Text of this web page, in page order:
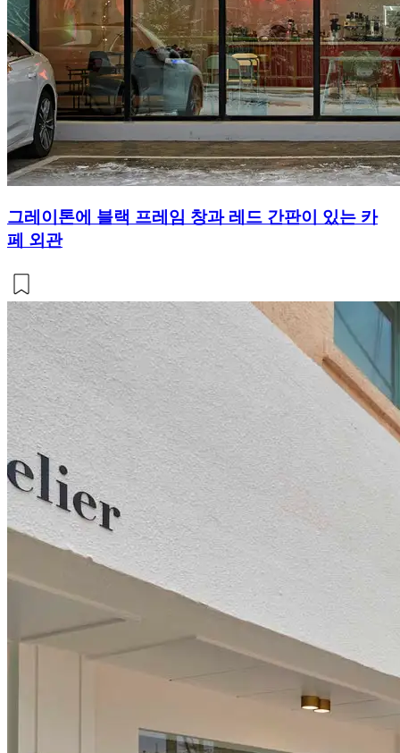
그레이톤에 블랙 프레임 창과 레드 간판이 있는 카
페 외관